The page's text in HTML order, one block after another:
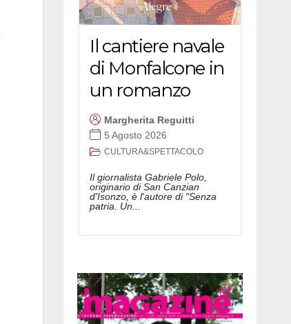
Il cantiere navale
di Monfalcone in
un romanzo
Margherita Reguitti
5 Agosto 2026
CULTURA&SPETTACOLO
Il giornalista Gabriele Polo,
originario di San Canzian
d'Isonzo, è l'autore di "Senza
patria. Un...